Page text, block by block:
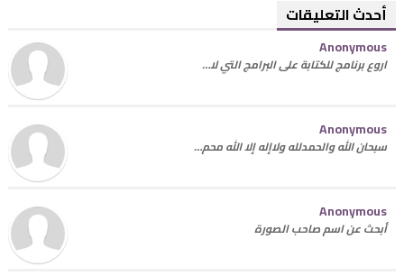
أحدث التعليقات
Anonymous
اروع برنامج للكتابة على البرامج التي لا…
Anonymous
سبحان الله والحمدلله ولاإله إلا الله محم…
Anonymous
أبحث عن اسم صاحب الصورة